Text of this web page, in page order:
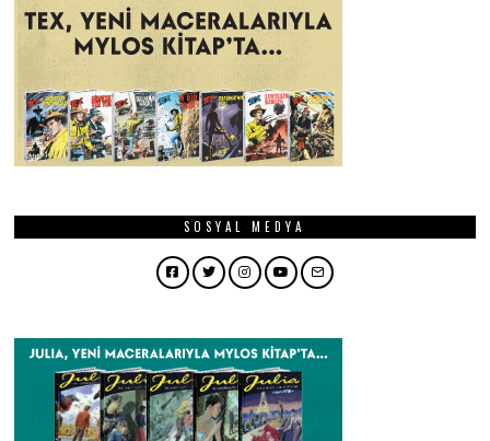
SOSYAL MEDYA
Facebook
TwitterInstagram
YouTubeEmail